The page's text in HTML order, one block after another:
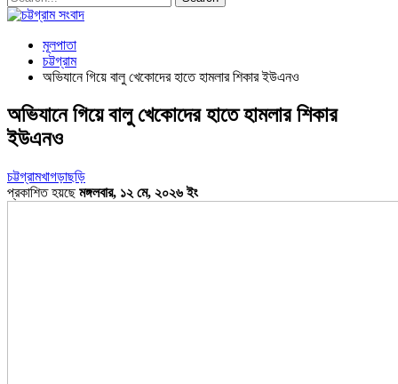
মূলপাতা
চট্টগ্রাম
অভিযানে গিয়ে বালু খেকোদের হাতে হামলার শিকার ইউএনও
অভিযানে গিয়ে বালু খেকোদের হাতে হামলার শিকার
ইউএনও
চট্টগ্রামখাগড়াছড়ি
প্রকাশিত হয়ছেমঙ্গলবার, ১২ মে, ২০২৬ ইং